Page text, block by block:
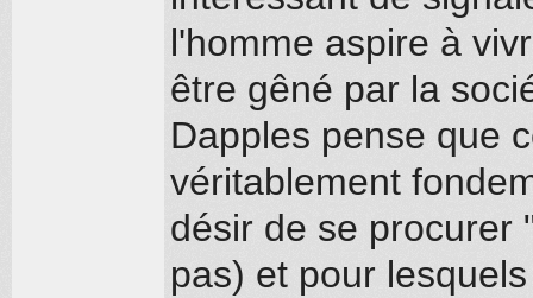
l'homme aspire à
être gêné par la
Dapples pense que
véritablement
désir de se procurer
pas) et pour